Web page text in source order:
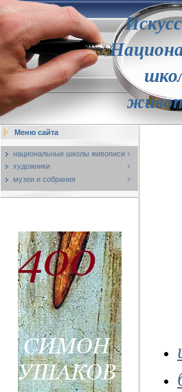
Меню сайта
национальные школы живописи
художники
музеи и собрания